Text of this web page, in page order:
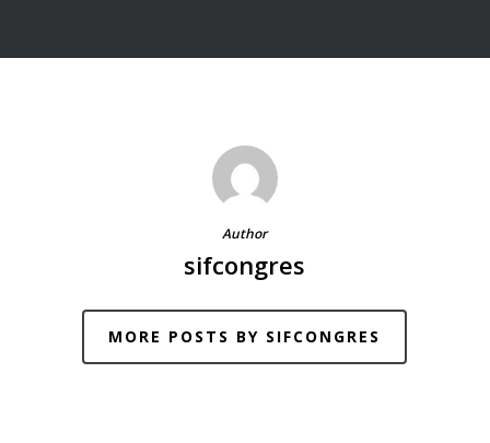
Author
sifcongres
MORE POSTS BY SIFCONGRES